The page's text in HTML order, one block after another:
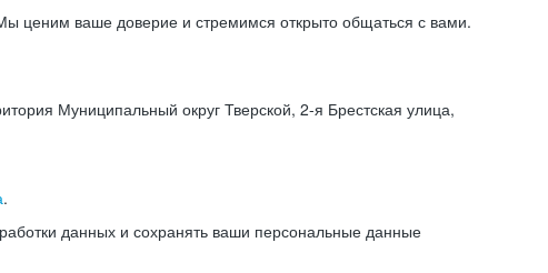
ценим ваше доверие и стремимся открыто общаться с вами.
Муниципальный округ Тверской, 2-я Брестская улица,
.
данных и сохранять ваши персональные данные